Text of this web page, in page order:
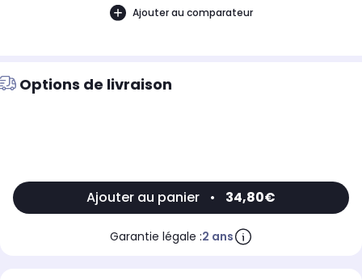
Ajouter au comparateur
Options de livraison
Ajouter au panier • 34,80€
Garantie légale :2 ans